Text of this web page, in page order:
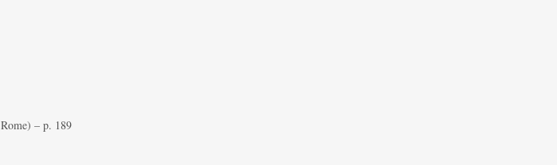
– p. 189